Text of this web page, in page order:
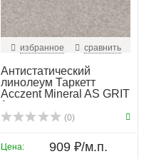
избранное сравнить
Антистатический
линолеум Таркетт
Acczent Mineral AS GRIT
1
(0)
Цена: 909 ₽/м.п.